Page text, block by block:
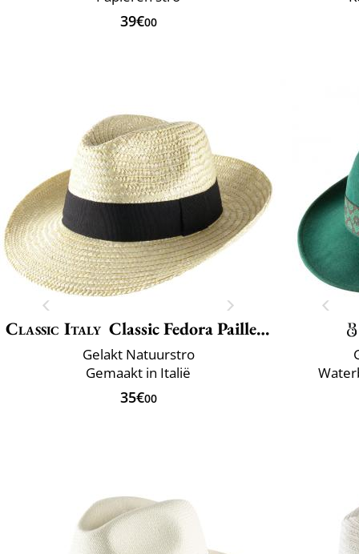
39€00
Classic Italy Classic Fedora Paille Large
Gelakt Natuurstro
Gemaakt in Italië
35€00